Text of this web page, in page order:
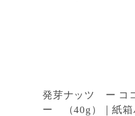
発芽ナッツ ー コ
ー （40g）｜紙箱